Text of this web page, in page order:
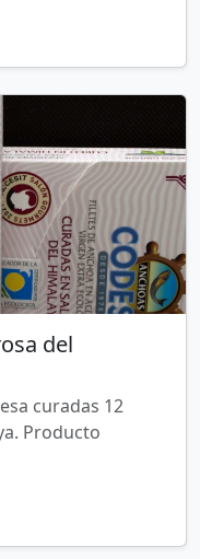
del
curadas 12
Producto